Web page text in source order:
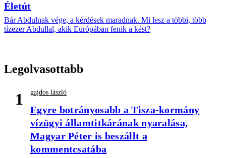
Életút
Bár Abdulnak vége, a kérdések maradnak. Mi lesz a többi, több
tízezer Abdullal, akik Európában fenik a kést?
Legolvasottabb
1 gajdos lászló
Egyre botrányosabb a Tisza-kormány
vízügyi államtitkárának nyaralása,
Magyar Péter is beszállt a
kommentcsatába